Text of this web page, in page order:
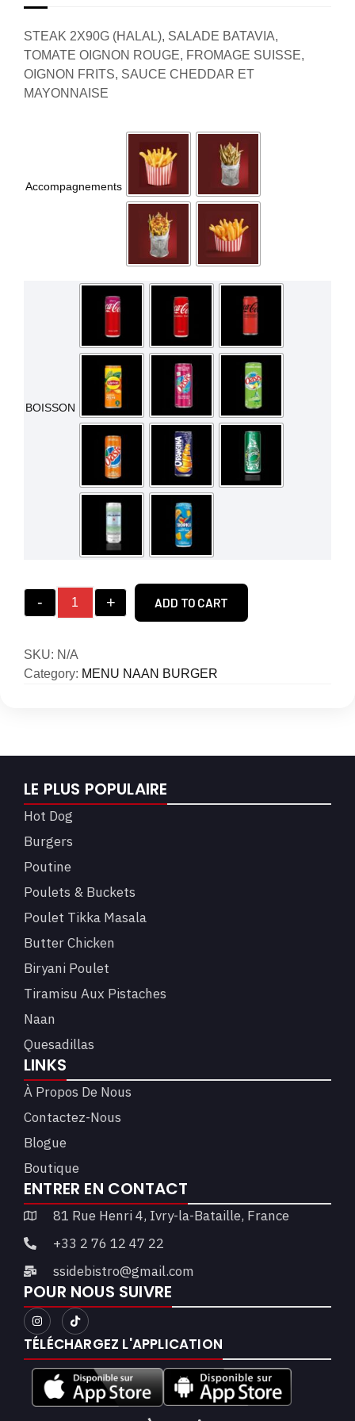
STEAK 2X90G (HALAL), SALADE BATAVIA,
TOMATE OIGNON ROUGE, FROMAGE SUISSE,
OIGNON FRITS, SAUCE CHEDDAR ET
MAYONNAISE
Accompagnements
BOISSON
- + ADD TO CART
SKU: N/A
Category: MENU NAAN BURGER
LE PLUS POPULAIRE
Hot Dog
Burgers
Poutine
Poulets & Buckets
Poulet Tikka Masala
Butter Chicken
Biryani Poulet
Tiramisu Aux Pistaches
Naan
Quesadillas
LINKS
À Propos De Nous
Contactez-Nous
Blogue
Boutique
ENTRER EN CONTACT
81 Rue Henri 4, Ivry-la-Bataille, France
+33 2 76 12 47 22
ssidebistro@gmail.com
POUR NOUS SUIVRE
TÉLÉCHARGEZ L'APPLICATION​